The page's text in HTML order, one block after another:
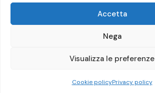
Accetta
Nega
Visualizza le preferenze
Cookie policyPrivacy policy
Guermandi Group